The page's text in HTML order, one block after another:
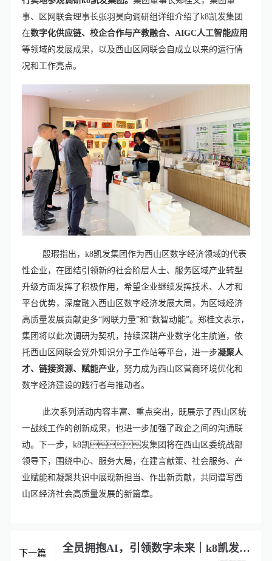
事、区网联会理事长张羽昊向调研组详细介绍了k8凯发集团
在数字化供应链、校企合作与产教融合、AIGC人工智能应用
等领域的发展成果，以及西山区网联会自成立以来的运行情
况和工作亮点。
殷瑕指出，k8凯发集团作为西山区数字经济领域的代表
性企业，在团结引领新的社会阶层人士、服务区域产业转型
升级方面发挥了积极作用，希望企业继续发挥技术、人才和
平台优势，深度融入西山区数字经济发展大局，为区域经济
高质量发展贡献更多“网联力量”和“数智动能”。郑桂文表示，
集团将以此次调研为契机，持续深耕产业数字化主航道，依
托西山区网联会党外知识分子工作站等平台，进一步凝聚人
才、链接资源、赋能产业，努力成为西山区营商环境优化和
数字经济建设的践行者与推动者。
此次系列活动内容丰富、重点突出，既展示了西山区统
一战线工作的创新成果，也进一步加强了政企之间的沟通联
动。下一步，k8凯发集团将在西山区委统战部
领导下，围绕中心、服务大局，在建言献策、社会服务、产
业赋能和凝聚共识中展现新担当、作出新贡献，共同谱写西
山区经济社会高质量发展的新篇章。
下一篇 全员拥抱AI，引领数字未来｜k8凯发集团举办OpenClaw应用培训会